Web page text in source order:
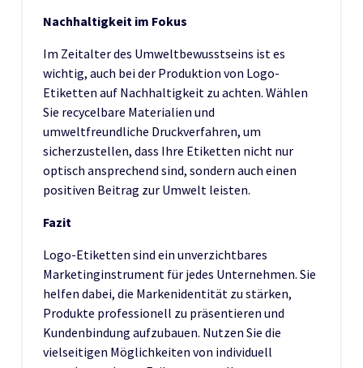
Nachhaltigkeit im Fokus
Im Zeitalter des Umweltbewusstseins ist es
wichtig, auch bei der Produktion von Logo-
Etiketten auf Nachhaltigkeit zu achten. Wählen
Sie recycelbare Materialien und
umweltfreundliche Druckverfahren, um
sicherzustellen, dass Ihre Etiketten nicht nur
optisch ansprechend sind, sondern auch einen
positiven Beitrag zur Umwelt leisten.
Fazit
Logo-Etiketten sind ein unverzichtbares
Marketinginstrument für jedes Unternehmen. Sie
helfen dabei, die Markenidentität zu stärken,
Produkte professionell zu präsentieren und
Kundenbindung aufzubauen. Nutzen Sie die
vielseitigen Möglichkeiten von individuell